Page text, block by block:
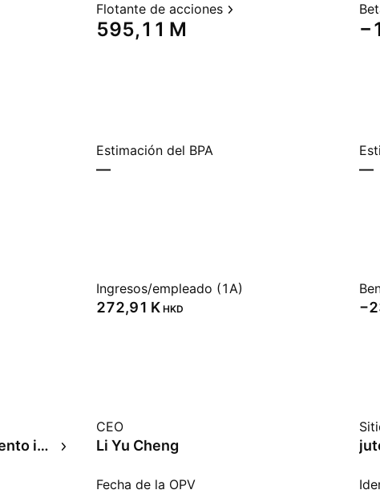
Flotante de acciones
‪595,11 M‬
Estimación del BPA
— —
Ingresos/empleado (1A)
‪272,91 K‬ HKD
Hardware de procesamiento informático
CEO
Li Yu Cheng
Fecha de la OPV